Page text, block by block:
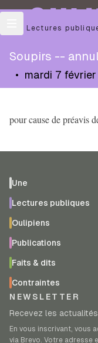
Les Lectures
Soupirs --
• mardi 7
pour cause de préavis
Une
Lectures publiques
Oulipiens
Publications
Faits & dits
Contraintes
NEWSLETTER
Recevez les actualités
En vous inscrivant, vous
via Brevo. Votre adresse